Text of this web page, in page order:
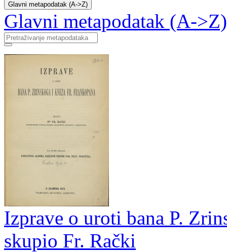
Glavni metapodatak (A->Z)
Glavni metapodatak (A->Z)
Izprave o uroti bana P.
skupio Fr. Rački